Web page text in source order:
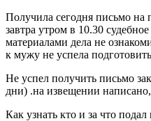
Получила сегодня письмо на
завтра утром в 10.30
материалами дела не
к мужу не успела
Не успел получить письмо
дни) .на извещении написано,
Как узнать кто и за что подал